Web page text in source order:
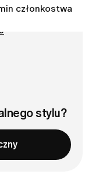
członkostwa
stylu?